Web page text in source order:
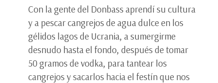
Con la gente del Donbass aprendí su cultura
y a pescar cangrejos de agua dulce en los
gélidos lagos de Ucrania, a sumergirme
desnudo hasta el fondo, después de tomar
50 gramos de vodka, para tantear los
cangrejos y sacarlos hacia el festín que nos